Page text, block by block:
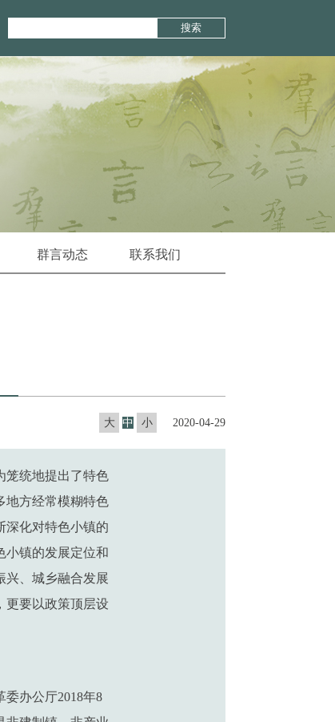
搜索
群言动态 联系我们
大 中 小 2020-04-29
笼统地提出了特色
地方经常模糊特色
深化对特色小镇的
小镇的发展定位和
兴、城乡融合发展
更要以政策顶层设
办公厅2018年8